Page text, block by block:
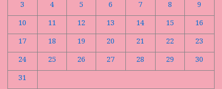
3
4 5 6 7 8
9
10
11 12 13 14 15
16
17
18 19 20 21 22
23
24
25 26 27 28 29
30
31